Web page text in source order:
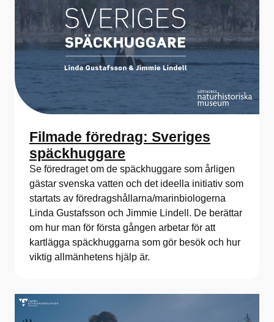
Filmade föredrag: Sveriges
späckhuggare
Se föredraget om de späckhuggare som årligen
gästar svenska vatten och det ideella initiativ som
startats av föredragshållarna/marinbiologerna
Linda Gustafsson och Jimmie Lindell. De berättar
om hur man för första gången arbetar för att
kartlägga späckhuggarna som gör besök och hur
viktig allmänhetens hjälp är.